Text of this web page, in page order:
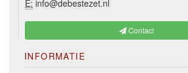
E: info@debestezet.nl
Contact
INFORMATIE